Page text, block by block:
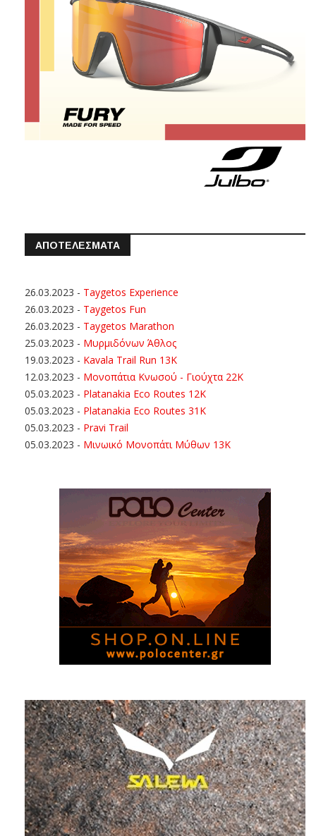
ΑΠΟΤΕΛΕΣΜΑΤΑ
26.03.2023 - Taygetos Experience
26.03.2023 - Taygetos Fun
26.03.2023 - Taygetos Marathon
25.03.2023 - Μυρμιδόνων Άθλος
19.03.2023 - Kavala Trail Run 13K
12.03.2023 - Μονοπάτια Κνωσού - Γιούχτα 22Κ
05.03.2023 - Platanakia Eco Routes 12K
05.03.2023 - Platanakia Eco Routes 31K
05.03.2023 - Pravi Trail
05.03.2023 - Μινωικό Μονοπάτι Μύθων 13Κ